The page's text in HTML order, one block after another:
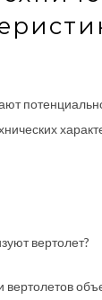
вертолет?
вертолетов